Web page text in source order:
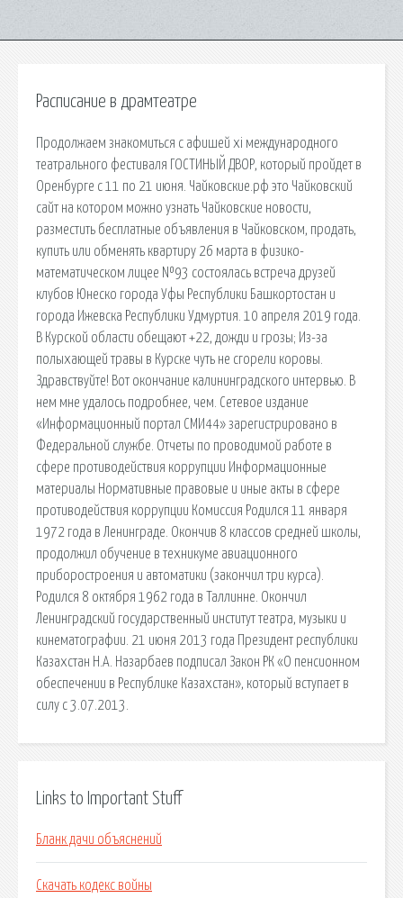
Расписание в драмтеатре
Продолжаем знакомиться с афишей xi международного
театрального фестиваля ГОСТИНЫЙ ДВОР, который пройдет в
Оренбурге с 11 по 21 июня. Чайковские.рф это Чайковский
сайт на котором можно узнать Чайковские новости,
разместить бесплатные объявления в Чайковском, продать,
купить или обменять квартиру 26 марта в физико-
математическом лицее №93 состоялась встреча друзей
клубов Юнеско города Уфы Республики Башкортостан и
города Ижевска Республики Удмуртия. 10 апреля 2019 года.
В Курской области обещают +22, дожди и грозы; Из-за
полыхающей травы в Курске чуть не сгорели коровы.
Здравствуйте! Вот окончание калининградского интервью. В
нем мне удалось подробнее, чем. Сетевое издание
«Информационный портал СМИ44» зарегистрировано в
Федеральной службе. Отчеты по проводимой работе в
сфере противодействия коррупции Информационные
материалы Нормативные правовые и иные акты в сфере
противодействия коррупции Комиссия Родился 11 января
1972 года в Ленинграде. Окончив 8 классов средней школы,
продолжил обучение в техникуме авиационного
приборостроения и автоматики (закончил три курса).
Родился 8 октября 1962 года в Таллинне. Окончил
Ленинградский государственный институт театра, музыки и
кинематографии. 21 июня 2013 года Президент республики
Казахстан Н.А. Назарбаев подписал Закон РК «О пенсионном
обеспечении в Республике Казахстан», который вступает в
силу с 3.07.2013.
Links to Important Stuff
Бланк дачи объяснений
Скачать кодекс войны